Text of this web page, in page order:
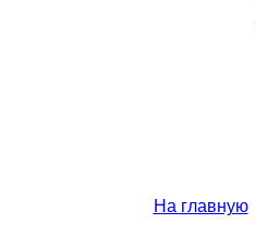
На главную